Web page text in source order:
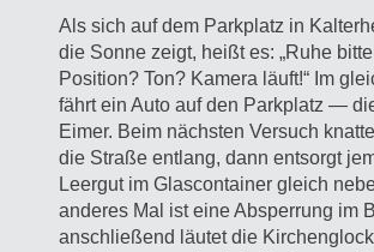
Als sich auf dem Parkplatz in
die Sonne zeigt, heißt es: „Ruhe
Position? Ton? Kamera läuft!“ Im
fährt ein Auto auf den Parkplatz —
Eimer. Beim nächsten Versuch
die Straße entlang, dann entsorgt
Leergut im Glascontainer gleich
anderes Mal ist eine Absperrung im
anschließend läutet die